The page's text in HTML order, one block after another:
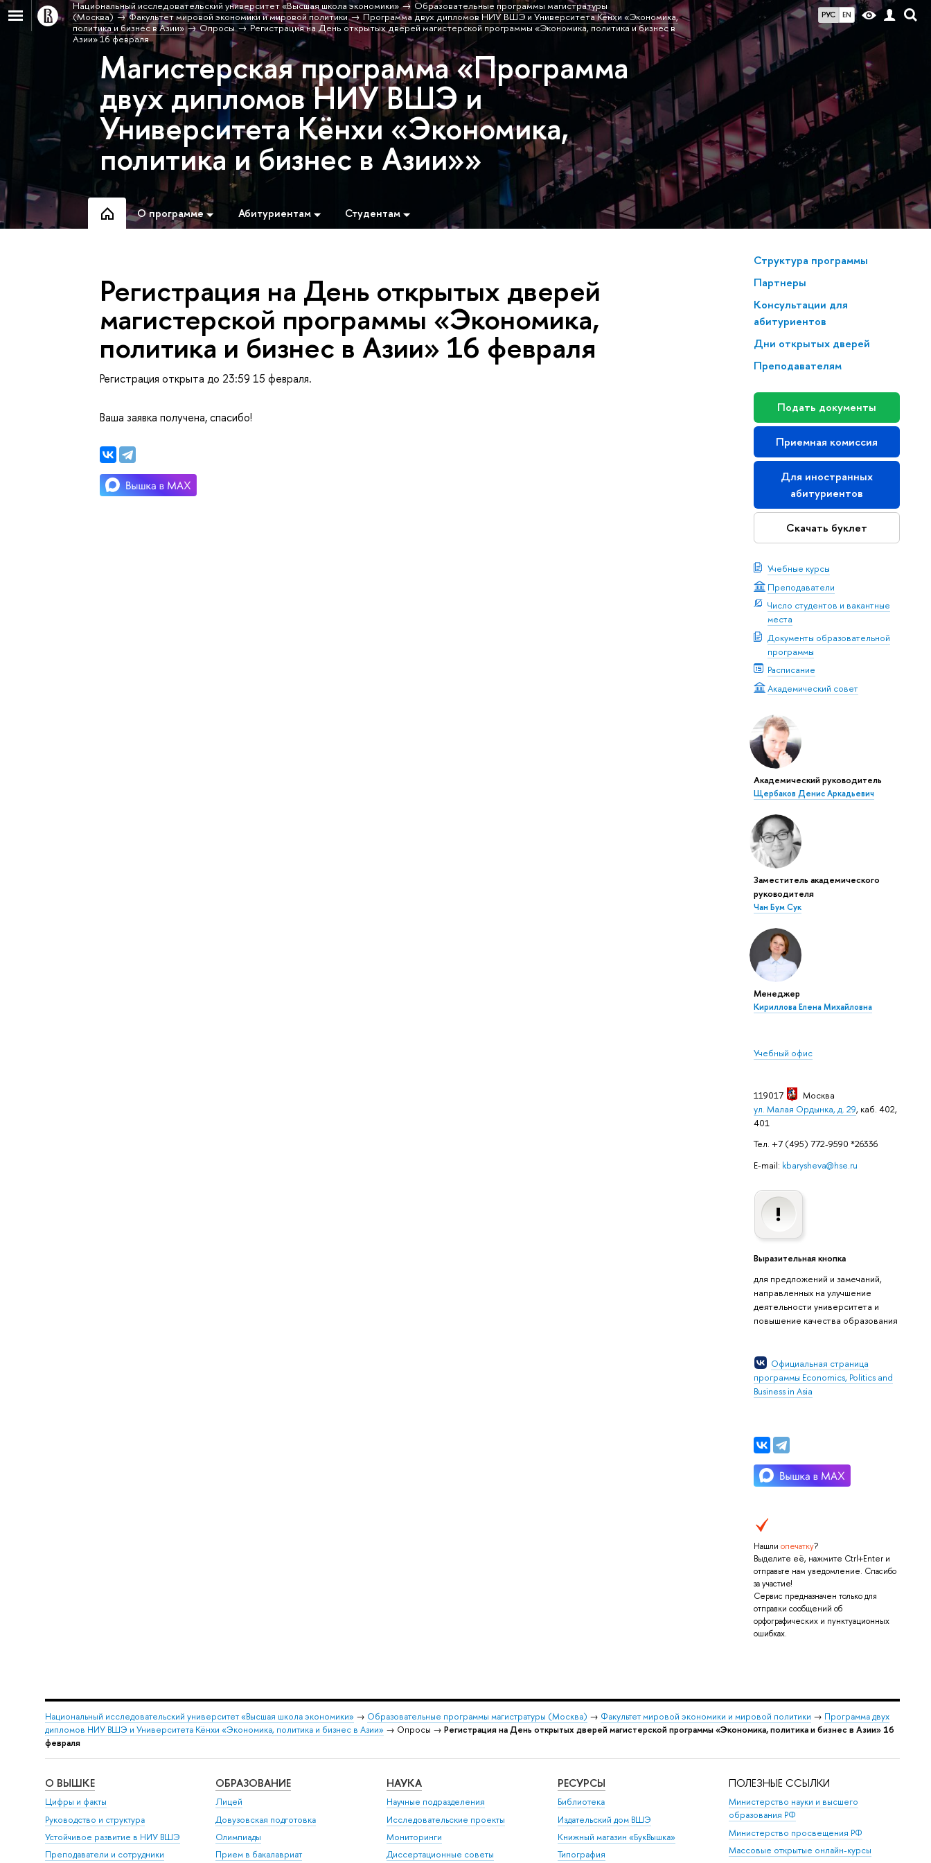
РУС EN
Национальный исследовательский университет «Высшая школа экономики»
Образовательные программы магистратуры
(Москва)
Факультет мировой экономики и мировой политики
Программа двух дипломов НИУ ВШЭ и Университета Кёнхи «Экономика,
политика и бизнес в Азии»
Опросы
Регистрация на День открытых дверей магистерской программы «Экономика, политика и бизнес
Азии» 16 февраля
Магистерская программа «Программа
двух дипломов НИУ ВШЭ и
Университета Кёнхи «Экономика,
политика и бизнес в Азии»»
О программе Абитуриентам Студентам
Структура программы
Партнеры
Консультации для
абитуриенто
Дни открытых дверей
Преподавателям
Подать документы
Приемная комиссия
Для иностранных
абитуриенто
Скачать буклет
Учебные курсы
Преподаватели
Число студентов и вакантные
места
Документы образовательной
программы
Расписание
Академический совет
Академический руководитель
Щербаков Денис Аркадьевич
Заместитель академического
руководителя
Чан Бум Сук
Менеджер
Кириллова Елена Михайловна
Учебный офис
119017
Москва
ул. Малая Ордынка, д. 29, каб. 402,
401
Тел. +7 (495) 772-9590 *26336
E-mail: kbarysheva@hse.ru
ыразительная кнопка
для предложений и замечаний,
направленных на улучшение
деятельности университета и
повышение качества образования
Официальная страница
программы Economics, Politics and
Business in Asia
Нашли опечатку?
ыделите её, нажмите Ctrl+Enter и
отправьте нам уведомление. Спасибо
за участие!
Сервис предназначен только для
отправки сообщений о
орфографических и пунктуационных
ошибках.
Регистрация на День открытых дверей
магистерской программы «Экономика,
политика и бизнес в Азии» 16 февраля
Регистрация открыта до 23:59 15 февраля.
аша заявка получена, спасибо!
Национальный исследовательский университет «Высшая школа экономики» → Образовательные программы магистратуры (Москва) → Факультет мировой экономики и мировой политики → Программа двух
дипломов НИУ ВШЭ и Университета Кёнхи «Экономика, политика и бизнес в Азии» → Опросы → Регистрация на День открытых дверей магистерской программы «Экономика, политика и бизнес в Азии» 16
февраля
О ВЫШКЕ
Цифры и факты
Руководство и структура
Устойчивое развитие в НИУ ВШЭ
Преподаватели и сотрудники
ОБРАЗОВАНИЕ
Лицей
Довузовская подготовка
Олимпиады
Прием в бакалавриат
НАУКА
Научные подразделения
Исследовательские проекты
Мониторинги
Диссертационные советы
РЕСУРСЫ
Библиотека
Издательский дом ВШЭ
Книжный магазин «БукВышка»
Типография
ПОЛЕЗНЫЕ ССЫЛКИ
Министерство науки и высшего
образования РФ
Министерство просвещения РФ
Массовые открытые онлайн-курсы